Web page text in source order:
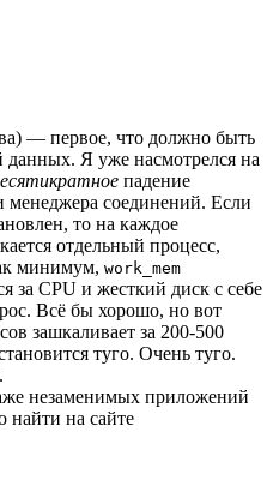
— первое, что должно быть
данных. Я уже насмотрелся на
падение
менеджера соединений. Если
то на каждое
отдельный процесс,
минимум, work_mem
за CPU и жесткий диск с себе
Всё бы хорошо, но вот
зашкаливает за 200-500
туго. Очень туго.
незаменимых приложений
найти на сайте